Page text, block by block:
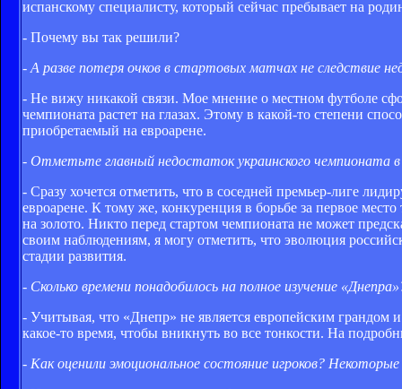
испанскому специалисту, который сейчас пребывает на
- Почему вы так решили?
- А разве потеря очков в стартовых матчах не следствие
- Не вижу никакой связи. Мое мнение о местном футболе
чемпионата растет на глазах. Этому в какой-то степени
приобретаемый на евроарене.
- Отметьте главный недостаток украинского чемпионата в
- Сразу хочется отметить, что в соседней премьер-лиге
евроарене. К тому же, конкуренция в борьбе за первое
на золото. Никто перед стартом чемпионата не может
своим наблюдениям, я могу отметить, что эволюция
стадии развития.
- Сколько времени понадобилось на полное изучение
- Учитывая, что «Днепр» не является европейским грандом
какое-то время, чтобы вникнуть во все тонкости. На
- Как оценили эмоциональное состояние игроков?